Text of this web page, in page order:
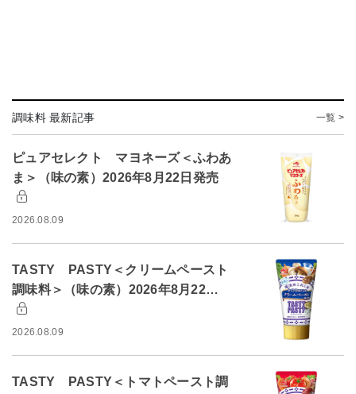
調味料 最新記事 一覧 >
ピュアセレクト マヨネーズ＜ふわあ
ま＞（味の素）2026年8月22日発売
2026.08.09
TASTY PASTY＜クリームペースト
調味料＞（味の素）2026年8月22…
2026.08.09
TASTY PASTY＜トマトペースト調